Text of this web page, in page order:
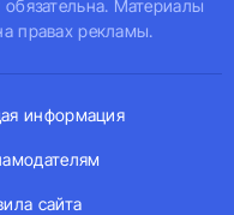
Материалы
правах рекламы.
информация
сайта